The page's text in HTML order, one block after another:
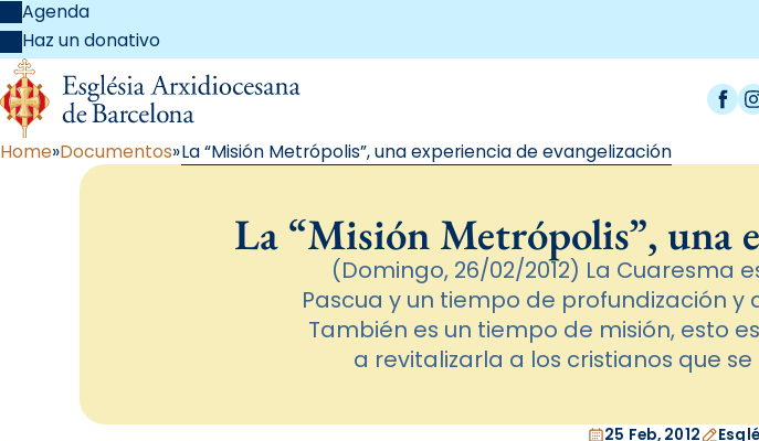
Agenda
Haz un donativo
Home Documentos La “Misión Metrópolis”, una experiencia de evangelización
La “Misión Metrópolis”, una
(Domingo, 26/02/2012) La
Pascua y un tiempo de profundización
También es un tiempo de misión, esto
a revitalizarla a los cristianos que
25 Feb, 2012